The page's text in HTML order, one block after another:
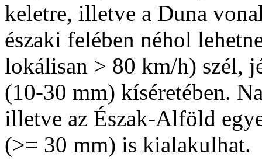
keletre, illetve a Duna
északi felében néhol
lokálisan > 80 km/h) szél,
(10-30 mm) kíséretében.
illetve az Észak-Alföld
(>= 30 mm) is kialakulhat.